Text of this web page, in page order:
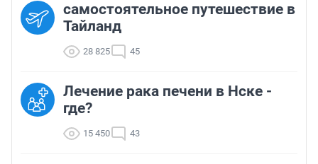
самостоятельное путешествие в
Тайланд
28 825 45
Лечение рака печени в Нске -
где?
15 450 43